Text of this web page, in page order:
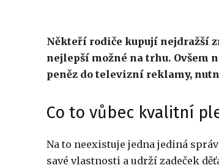
Někteří rodiče kupují nejdražší
nejlepší možné na trhu. Ovšem
peněz do televizní reklamy,
Co to vůbec kvalitní
Na to neexistuje jedna jediná
savé vlastnosti a udrží zadeček